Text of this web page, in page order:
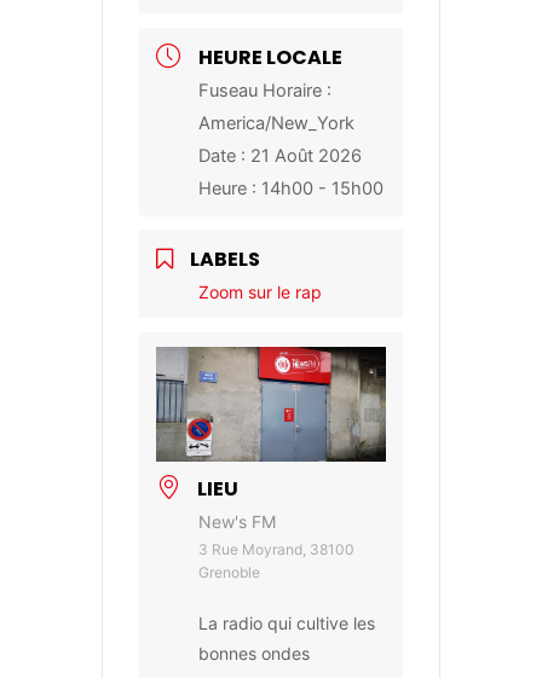
HEURE LOCALE
Fuseau Horaire :
America/New_York
Date : 21 Août 2026
Heure : 14h00 - 15h00
LABELS
Zoom sur le rap
LIEU
New's FM
3 Rue Moyrand, 38100
Grenoble
La radio qui cultive les
bonnes ondes